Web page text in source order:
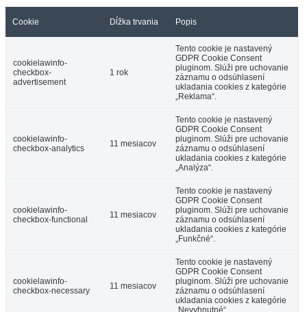
Cookie Dĺžka trvania Popis
cookielawinfo-
checkbox-
advertisement
1 rok
Tento cookie je nastavený
GDPR Cookie Consent
pluginom. Slúži pre uchovanie
záznamu o odsúhlasení
ukladania cookies z kategórie
„Reklama“.
cookielawinfo-
checkbox-analytics
11 mesiacov
Tento cookie je nastavený
GDPR Cookie Consent
pluginom. Slúži pre uchovanie
záznamu o odsúhlasení
ukladania cookies z kategórie
„Analýza“.
cookielawinfo-
checkbox-functional
11 mesiacov
Tento cookie je nastavený
GDPR Cookie Consent
pluginom. Slúži pre uchovanie
záznamu o odsúhlasení
ukladania cookies z kategórie
„Funkčné“.
cookielawinfo-
checkbox-necessary
11 mesiacov
Tento cookie je nastavený
GDPR Cookie Consent
pluginom. Slúži pre uchovanie
záznamu o odsúhlasení
ukladania cookies z kategórie
„Nevyhnutné“.